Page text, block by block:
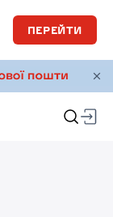
ПЕРЕЙТИ